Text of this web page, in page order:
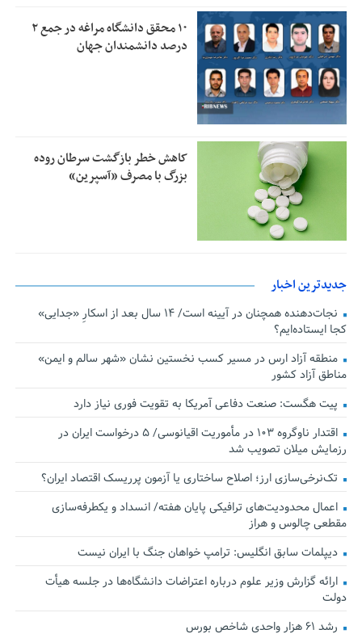
۱۰ محقق دانشگاه مراغه در جمع ۲
درصد دانشمندان جهان
کاهش خطر بازگشت سرطان روده
بزرگ با مصرف «آسپرین»
جدیدترین اخبار
نجات‌دهنده‌ همچنان در آیینه است/ ۱۴ سال بعد از اسکارِ «جدایی»
کجا ایستاده‌ایم؟
منطقه آزاد ارس در مسیر کسب نخستین نشان «شهر سالم و ایمن»
مناطق آزاد کشور
پیت هگست: صنعت دفاعی آمریکا به تقویت فوری نیاز دارد
اقتدار ناوگروه ۱۰۳ در مأموریت‌ اقیانوسی/ ۵ درخواست ایران در
رزمایش میلان تصویب شد
تک‌نرخی‌سازی ارز؛ اصلاح ساختاری یا آزمون پرریسک اقتصاد ایران؟
اعمال محدودیت‌های ترافیکی پایان هفته/ انسداد و یکطرفه‌سازی
مقطعی چالوس و هراز
دیپلمات سابق انگلیس:‌ ترامپ خواهان جنگ با ایران نیست
ارائه گزارش وزیر علوم درباره اعتراضات دانشگاه‌ها در جلسه هیأت
دولت
رشد ۶۱ هزار واحدی شاخص بورس